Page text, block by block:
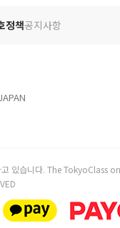
정책공지사항
고 있습니다. The